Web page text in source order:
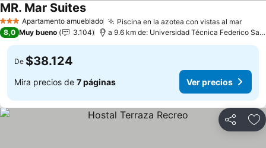
3 EstrellasApartamento amueblado Piscina en la azotea con vistas al mar
MR. Mar Suites
8,0 Muy bueno 3.104 a 9.6 km de: Universidad Técnica Federico Santa María
De $38.124
Mira precios de 7 páginas Ver precios
Compartir